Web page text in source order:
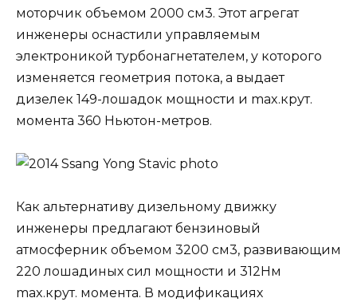
моторчик объемом 2000 см3. Этот агрегат
инженеры оснастили управляемым
электроникой турбонагнетателем, у которого
изменяется геометрия потока, а выдает
дизелек 149-лошадок мощности и max.крут.
момента 360 Ньютон-метров.
Как альтернативу дизельному движку
инженеры предлагают бензиновый
атмосферник объемом 3200 см3, развивающим
220 лошадиных сил мощности и 312Нм
max.крут. момента. В модификациях